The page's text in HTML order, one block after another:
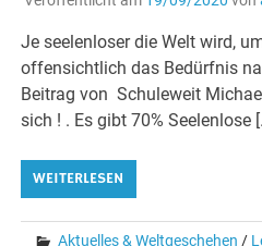
Je seelenloser die Welt wird,
offensichtlich das Bedürfnis
Beitrag von Schuleweit
sich ! . Es gibt 70% Seelenlose
WEITERLESEN
Aktuelles & Weltgeschehen /